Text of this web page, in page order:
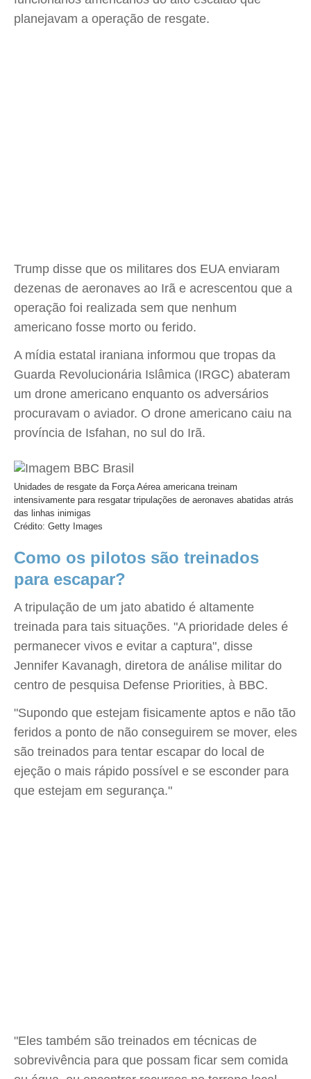
planejavam a operação de resgate.
Trump disse que os militares dos EUA enviaram
dezenas de aeronaves ao Irã e acrescentou que a
operação foi realizada sem que nenhum
americano fosse morto ou ferido.
A mídia estatal iraniana informou que tropas da
Guarda Revolucionária Islâmica (IRGC) abateram
um drone americano enquanto os adversários
procuravam o aviador. O drone americano caiu na
província de Isfahan, no sul do Irã.
Unidades de resgate da Força Aérea americana treinam
intensivamente para resgatar tripulações de aeronaves abatidas atrás
das linhas inimigas
Crédito: Getty Images
Como os pilotos são treinados
para escapar?
A tripulação de um jato abatido é altamente
treinada para tais situações. "A prioridade deles é
permanecer vivos e evitar a captura", disse
Jennifer Kavanagh, diretora de análise militar do
centro de pesquisa Defense Priorities, à BBC.
"Supondo que estejam fisicamente aptos e não tão
feridos a ponto de não conseguirem se mover, eles
são treinados para tentar escapar do local de
ejeção o mais rápido possível e se esconder para
que estejam em segurança."
"Eles também são treinados em técnicas de
sobrevivência para que possam ficar sem comida